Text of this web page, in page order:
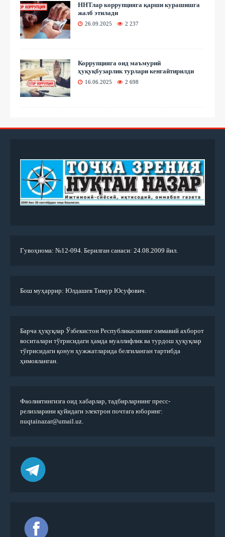
ННТлар коррупцияга қарши курашишга
жалб этилади
26.09.2025 2 237
Коррупцияга оид маъмурий
ҳуқуқбузарлик турлари кенгайтирилди
16.06.2025 2 698
Гувоҳнома: №12-094. Берилган санаси: 24.08.2009 йил.
Бош муҳаррир: Юлдашев Тимур Юсуфович.
Барча ҳуқуқлар Ўзбекистон Республикасининг оммавий ахборот
воситалари тўғрисидаги ҳамда муаллифлик ва турдош ҳуқуқлар
тўғрисидаги қонун ҳужжатларида белгиланган тартибда
ҳимояланган.
Фаолиятингизга оид хабарлар, тадбирларнинг пресс-
релизларини қуйидаги электрон почтага юборинг:
nuqtainazar@umail.uz.